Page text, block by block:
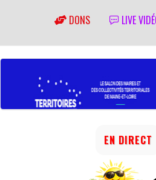
DONS LIVE
EN DIRECT